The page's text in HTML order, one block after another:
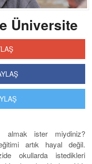
Üniversite
almak ister miydiniz?
artık hayal değil.
okullarda istedikleri